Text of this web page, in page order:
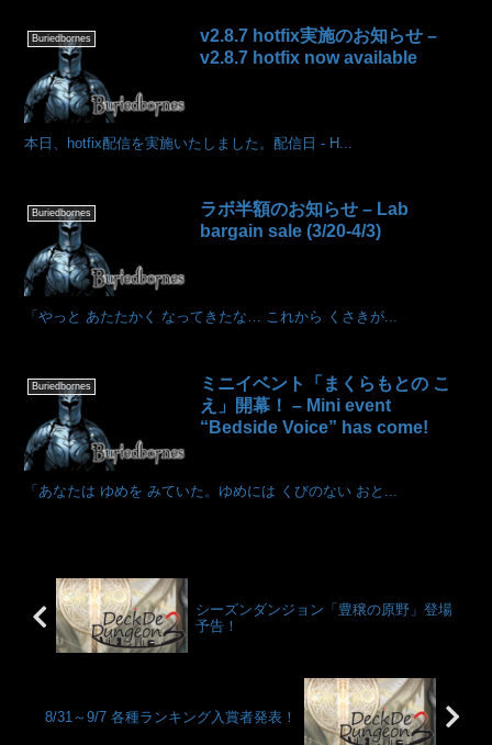
Buriedbornes
v2.8.7 hotfix実施のお知らせ –
v2.8.7 hotfix now available
本日、hotfix配信を実施いたしました。配信日 - H...
Buriedbornes
ラボ半額のお知らせ – Lab
bargain sale (3/20-4/3)
「やっと あたたかく なってきたな… これから くさきが...
Buriedbornes
ミニイベント「まくらもとの こ
え」開幕！ – Mini event
“Bedside Voice” has come!
「あなたは ゆめを みていた。ゆめには くびのない おと...
シーズンダンジョン「豊穣の原野」登場
予告！
8/31～9/7 各種ランキング入賞者発表！